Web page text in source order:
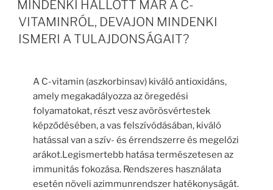
MINDENKI HALLOTT MÁR A C-
VITAMINRÓL, DEVAJON MINDENKI
ISMERI A TULAJDONSÁGAIT?
A C-vitamin (aszkorbinsav) kiváló antioxidáns,
amely megakadályozza az öregedési
folyamatokat, részt vesz avörösvértestek
képződésében, a vas felszívódásában, kiváló
hatással van a szív- és érrendszerre és megelőzi
arákot.Legismertebb hatása természetesen az
immunitás fokozása. Rendszeres használata
esetén növeli azimmunrendszer hatékonyságát.